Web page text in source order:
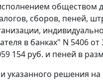
обществом
сборов, пеней,
в банках" N 5406
154 руб. и пеней в
указанного решения